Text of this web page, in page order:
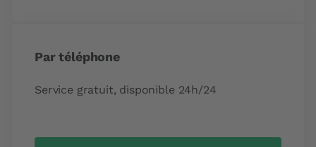
Par téléphone
Service gratuit, disponible 24h/24